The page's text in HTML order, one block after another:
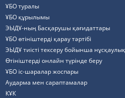
ҰБО туралы
ҰБО құрылымы
ЭЫДҰ-ның Басқарушы қағидаттары
ҰБО өтініштерді қарау тәртібі
ЭЫДҰ тиісті тексеру бойынша нұсқаулық
Өтініштерді онлайн түрінде беру
ҰБО іс-шаралар жоспары
Аударма мен сараптамалар
КҰК